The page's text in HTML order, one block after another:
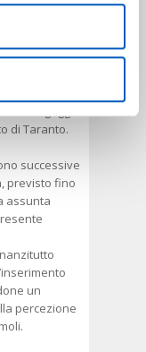
al pannello
avente lo
di
di Taranto.
successive
previsto fino
assunta
un
percezione